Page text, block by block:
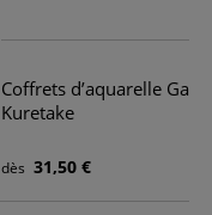
Coffrets d’aquarelle
Kuretake
dès 31,50 €